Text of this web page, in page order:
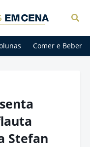
Comer e Beber
Stefan